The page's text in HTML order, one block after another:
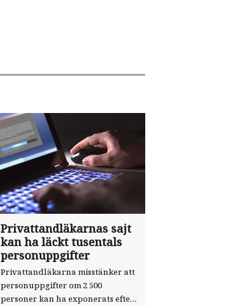
Privattandläkarnas sajt
kan ha läckt tusentals
personuppgifter
Privattandläkarna misstänker att
personuppgifter om 2 500
personer kan ha exponerats efter